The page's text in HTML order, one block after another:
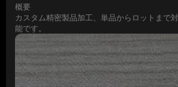
概要
カスタム精密製品加工、単品からロットまで
能です。